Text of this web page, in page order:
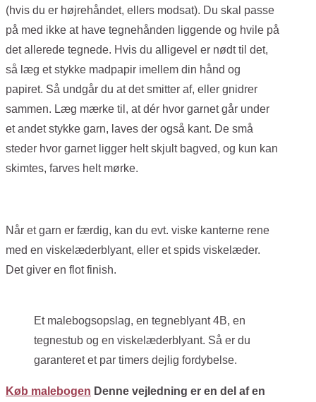
(hvis du er højrehåndet, ellers modsat). Du skal passe
på med ikke at have tegnehånden liggende og hvile på
det allerede tegnede. Hvis du alligevel er nødt til det,
så læg et stykke madpapir imellem din hånd og
papiret. Så undgår du at det smitter af, eller gnidrer
sammen. Læg mærke til, at dér hvor garnet går under
et andet stykke garn, laves der også kant. De små
steder hvor garnet ligger helt skjult bagved, og kun kan
skimtes, farves helt mørke.
Når et garn er færdig, kan du evt. viske kanterne rene
med en viskelæderblyant, eller et spids viskelæder.
Det giver en flot finish.
Et malebogsopslag, en tegneblyant 4B, en
tegnestub og en viskelæderblyant. Så er du
garanteret et par timers dejlig fordybelse.
Køb malebogen Denne vejledning er en del af en